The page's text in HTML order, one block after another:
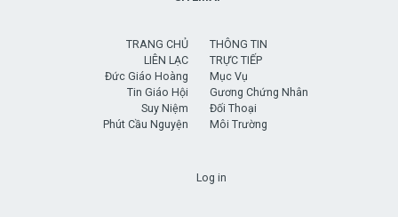
TRANG CHỦ
LIÊN LẠC
Đức Giáo Hoàng
Tin Giáo Hội
Suy Niệm
Phút Cầu Nguyện
THÔNG TIN
TRỰC TIẾP
Mục Vụ
Gương Chứng Nhân
Đối Thoại
Môi Trường
Log in